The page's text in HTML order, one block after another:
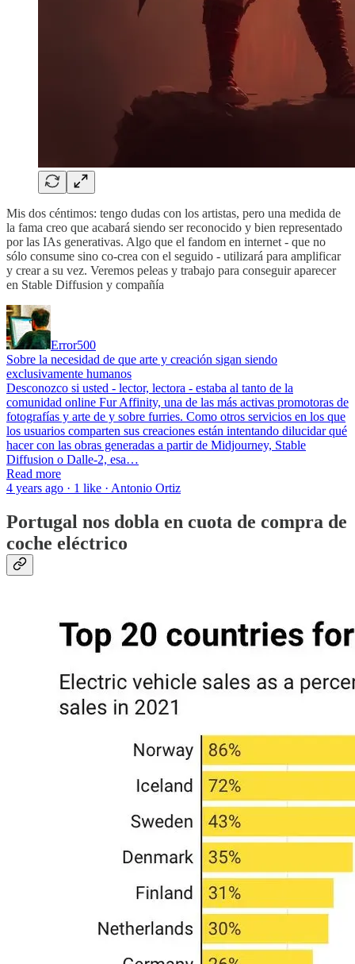
Mis dos céntimos: tengo dudas con los artistas, pero una medida de
la fama creo que acabará siendo ser reconocido y bien representado
por las IAs generativas. Algo que el fandom en internet - que no
sólo consume sino co-crea con el seguido - utilizará para amplificar
y crear a su vez. Veremos peleas y trabajo para conseguir aparecer
en Stable Diffusion y compañía
Error500
Sobre la necesidad de que arte y creación sigan siendo
exclusivamente humanos
Desconozco si usted - lector, lectora - estaba al tanto de la
comunidad online Fur Affinity, una de las más activas promotoras de
fotografías y arte de y sobre furries. Como otros servicios en los que
los usuarios comparten sus creaciones están intentando dilucidar qué
hacer con las obras generadas a partir de Midjourney, Stable
Diffusion o Dalle-2, esa…
Read more
4 years ago · 1 like · Antonio Ortiz
Portugal nos dobla en cuota de compra de
coche eléctrico